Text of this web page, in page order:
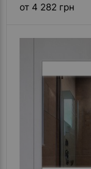
от 4 282 грн